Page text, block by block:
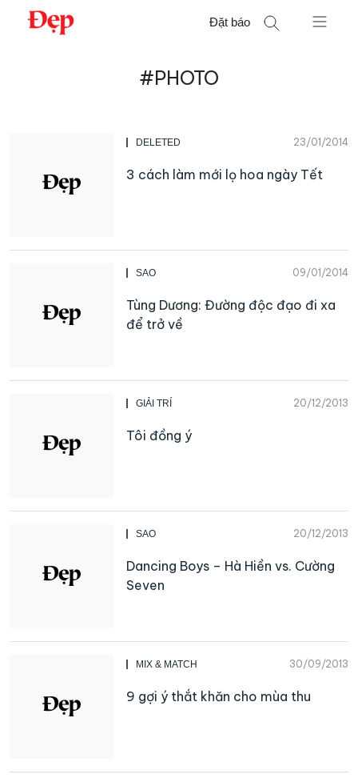
Chuyển
Đặt báo
#PHOTO
DELETED 23/01/2014
3 cách làm mới lọ hoa ngày Tết
SAO 09/01/2014
Tùng Dương: Đường độc đạo đi xa
để trở về
GIẢI TRÍ 20/12/2013
Tôi đồng ý
SAO 20/12/2013
Dancing Boys – Hà Hiền vs. Cường
Seven
MIX & MATCH 30/09/2013
9 gợi ý thắt khăn cho mùa thu